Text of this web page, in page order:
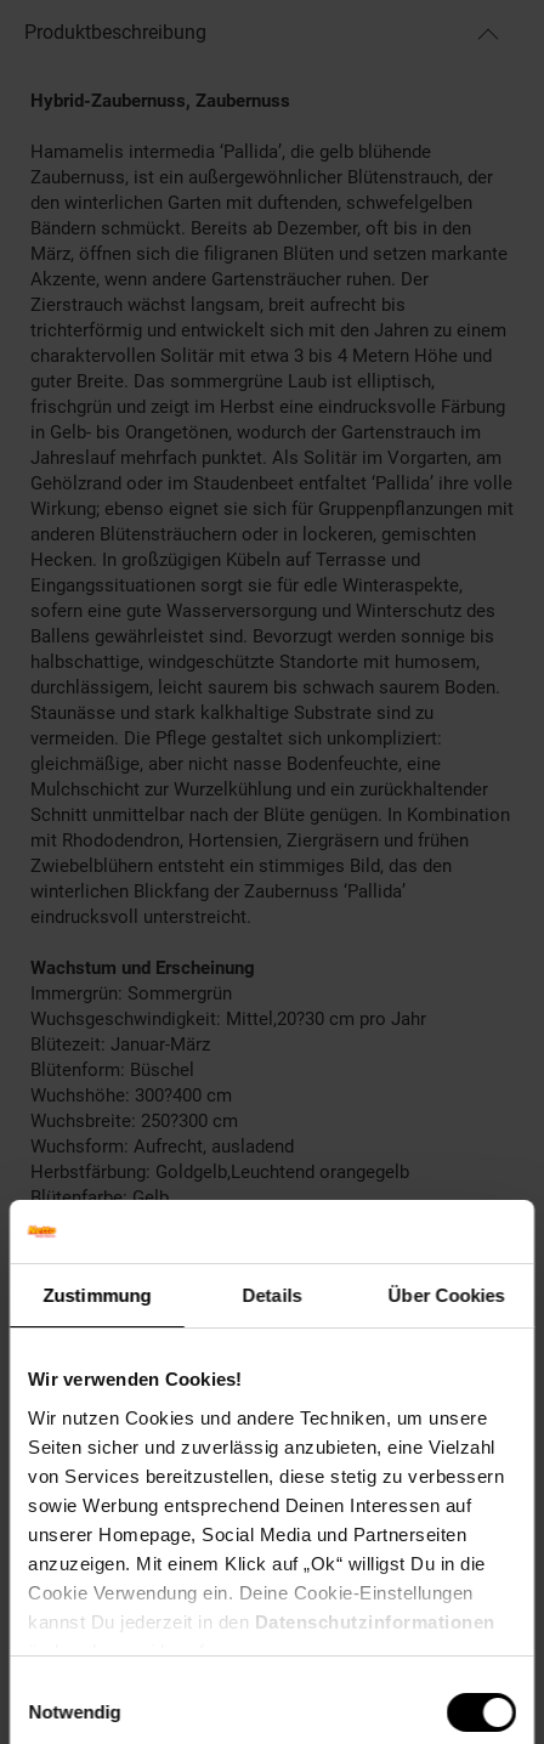
Zustimmung Details Über Cookies
Wir verwenden Cookies!
Wir nutzen Cookies und andere Techniken, um unsere
Seiten sicher und zuverlässig anzubieten, eine Vielzahl
von Services bereitzustellen, diese stetig zu verbessern
sowie Werbung entsprechend Deinen Interessen auf
unserer Homepage, Social Media und Partnerseiten
anzuzeigen. Mit einem Klick auf „Ok“ willigst Du in die
Cookie Verwendung ein. Deine Cookie-Einstellungen
kannst Du jederzeit in den Datenschutzinformationen
ändern bzw. widerrufen.
Notwendig
Produktbeschreibung
Hybrid-Zaubernuss, Zaubernuss
Hamamelis intermedia ‘Pallida’, die gelb blühende
Zaubernuss, ist ein außergewöhnlicher Blütenstrauch, der
den winterlichen Garten mit duftenden, schwefelgelben
Bändern schmückt. Bereits ab Dezember, oft bis in den
März, öffnen sich die filigranen Blüten und setzen markante
Akzente, wenn andere Gartensträucher ruhen. Der
Zierstrauch wächst langsam, breit aufrecht bis
trichterförmig und entwickelt sich mit den Jahren zu einem
charaktervollen Solitär mit etwa 3 bis 4 Metern Höhe und
guter Breite. Das sommergrüne Laub ist elliptisch,
frischgrün und zeigt im Herbst eine eindrucksvolle Färbung
in Gelb- bis Orangetönen, wodurch der Gartenstrauch im
Jahreslauf mehrfach punktet. Als Solitär im Vorgarten, am
Gehölzrand oder im Staudenbeet entfaltet ‘Pallida’ ihre volle
Wirkung; ebenso eignet sie sich für Gruppenpflanzungen mit
anderen Blütensträuchern oder in lockeren, gemischten
Hecken. In großzügigen Kübeln auf Terrasse und
Eingangssituationen sorgt sie für edle Winteraspekte,
sofern eine gute Wasserversorgung und Winterschutz des
Ballens gewährleistet sind. Bevorzugt werden sonnige bis
halbschattige, windgeschützte Standorte mit humosem,
durchlässigem, leicht saurem bis schwach saurem Boden.
Staunässe und stark kalkhaltige Substrate sind zu
vermeiden. Die Pflege gestaltet sich unkompliziert:
gleichmäßige, aber nicht nasse Bodenfeuchte, eine
Mulchschicht zur Wurzelkühlung und ein zurückhaltender
Schnitt unmittelbar nach der Blüte genügen. In Kombination
mit Rhododendron, Hortensien, Ziergräsern und frühen
Zwiebelblühern entsteht ein stimmiges Bild, das den
winterlichen Blickfang der Zaubernuss ‘Pallida’
eindrucksvoll unterstreicht.
Wachstum und Erscheinung
Immergrün: Sommergrün
Wuchsgeschwindigkeit: Mittel,20?30 cm pro Jahr
Blütezeit: Januar-März
Blütenform: Büschel
Wuchshöhe: 300?400 cm
Wuchsbreite: 250?300 cm
Wuchsform: Aufrecht, ausladend
Herbstfärbung: Goldgelb,Leuchtend orangegelb
Blütenfarbe: Gelb
Winterfarbe: Verblasst, bleibt halbschattig
Blattform: Rundlich
Standortempfehlung: Sonnig bis halbschattig,
Pflegeaufwand: Mittel
Lichtbedarf: Halbschattig-Sonnig
Wasserbedarf: Mittel
Rückschnitt: Rückschnitt nach der Blüte.
Schnittverträglichkeit: Schlecht
Bodenansprüche: humos und gut durchlässig
Nährstoffgehalt: Mittel
Frosthärte: bis -23 °C
Verwendung: In Parkanlagen,Solitärpflanzung, Winterblüher,
Zierstrauch, Gehölzrand, Duftgarten
Eigenschaften